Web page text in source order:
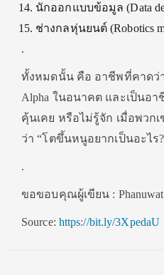
นักออกแบบข้อมูล (Data
ช่างกลหุ่นยนต์ (Robotics
.
ทั้งหมดนั้น คือ อาชีพที่คาดว่า
Alpha ในอนาคต และเป็นอ
คุ้นเคย หรือไม่รู้จัก เมื่อพว
ว่า “โตขึ้นหนูอยากเป็นอะไร
.
ขอขอบคุณผู้เขียน : Phanuwat
Source: https://bit.ly/3XpedaU